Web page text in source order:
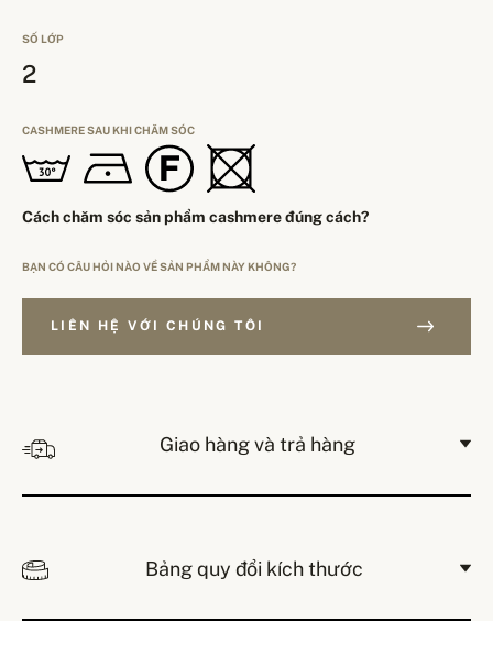
SỐ LỚP
2
CASHMERE SAU KHI CHĂM SÓC
Cách chăm sóc sản phẩm cashmere đúng cách?
BẠN CÓ CÂU HỎI NÀO VỀ SẢN PHẨM NÀY KHÔNG?
LIÊN HỆ VỚI CHÚNG TÔI
Giao hàng và trả hàng
Bảng quy đổi kích thước